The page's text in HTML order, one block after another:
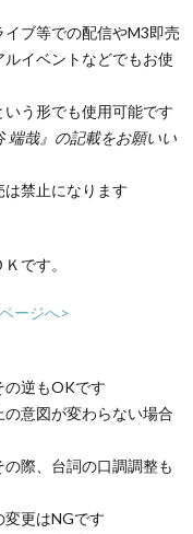
て
ブ等での配信やM3即売
イベントなどでもお使
う形でも使用可能です
端哉』の記載をお願いい
禁止になります
です。
ージへ>
の逆もOKです
の意図が変わらない場合
の際、台詞の口調調整も
更はNGです